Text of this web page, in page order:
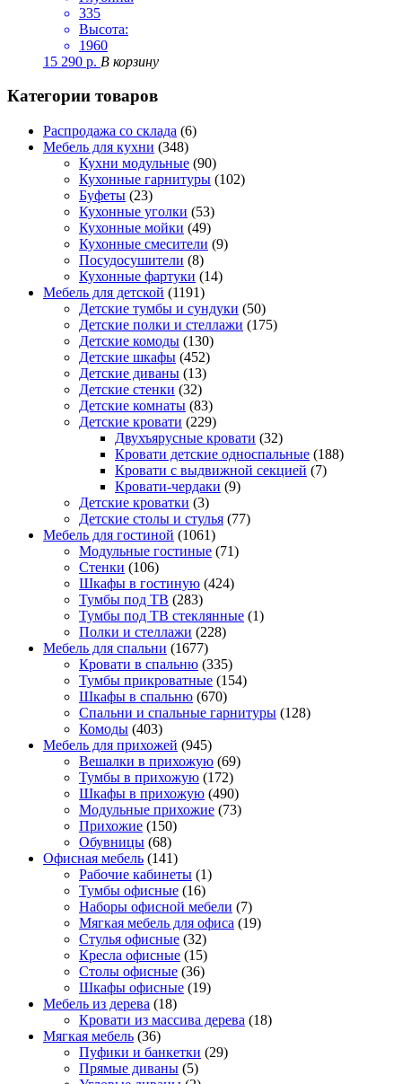
335
Высота:
1960
15 290 р. В корзину
Категории товаров
Распродажа со склада (6)
Мебель для кухни (348)
Кухни модульные (90)
Кухонные гарнитуры (102)
Буфеты (23)
Кухонные уголки (53)
Кухонные мойки (49)
Кухонные смесители (9)
Посудосушители (8)
Кухонные фартуки (14)
Мебель для детской (1191)
Детские тумбы и сундуки (50)
Детские полки и стеллажи (175)
Детские комоды (130)
Детские шкафы (452)
Детские диваны (13)
Детские стенки (32)
Детские комнаты (83)
Детские кровати (229)
Двухъярусные кровати (32)
Кровати детские односпальные (188)
Кровати с выдвижной секцией (7)
Кровати-чердаки (9)
Детские кроватки (3)
Детские столы и стулья (77)
Мебель для гостиной (1061)
Модульные гостиные (71)
Стенки (106)
Шкафы в гостиную (424)
Тумбы под ТВ (283)
Тумбы под ТВ стеклянные (1)
Полки и стеллажи (228)
Мебель для спальни (1677)
Кровати в спальню (335)
Тумбы прикроватные (154)
Шкафы в спальню (670)
Спальни и спальные гарнитуры (128)
Комоды (403)
Мебель для прихожей (945)
Вешалки в прихожую (69)
Тумбы в прихожую (172)
Шкафы в прихожую (490)
Модульные прихожие (73)
Прихожие (150)
Обувницы (68)
Офисная мебель (141)
Рабочие кабинеты (1)
Тумбы офисные (16)
Наборы офисной мебели (7)
Мягкая мебель для офиса (19)
Стулья офисные (32)
Кресла офисные (15)
Столы офисные (36)
Шкафы офисные (19)
Мебель из дерева (18)
Кровати из массива дерева (18)
Мягкая мебель (36)
Пуфики и банкетки (29)
Прямые диваны (5)